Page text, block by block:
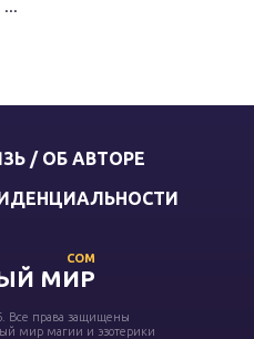
/ ОБ АВТОРЕ
МИР
COM
Все права защищены
мир магии и эзотерики